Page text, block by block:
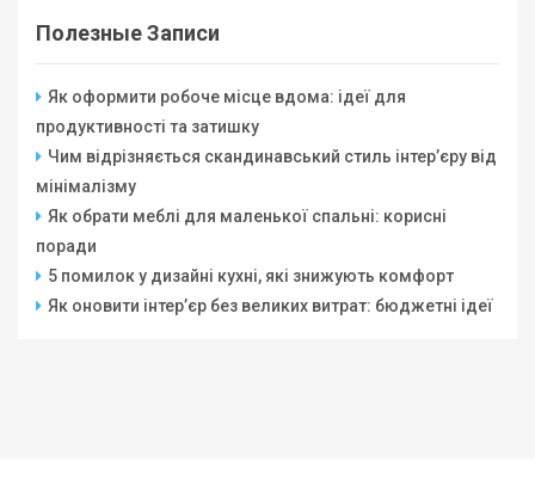
Полезные Записи
Як оформити робоче місце вдома: ідеї для
продуктивності та затишку
Чим відрізняється скандинавський стиль інтер’єру від
мінімалізму
Як обрати меблі для маленької спальні: корисні
поради
5 помилок у дизайні кухні, які знижують комфорт
Як оновити інтер’єр без великих витрат: бюджетні ідеї